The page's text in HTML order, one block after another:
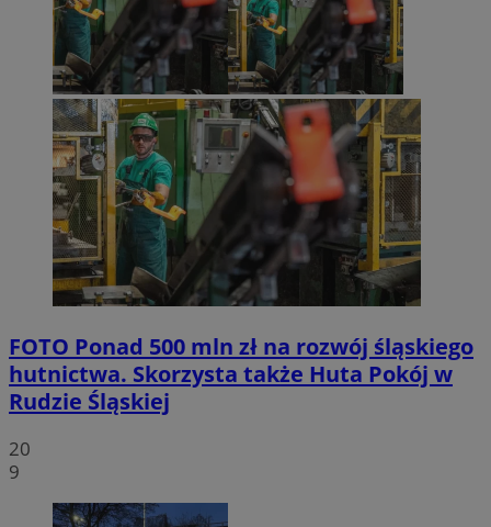
FOTO Ponad 500 mln zł na rozwój śląskiego
hutnictwa. Skorzysta także Huta Pokój w
Rudzie Śląskiej
20
9